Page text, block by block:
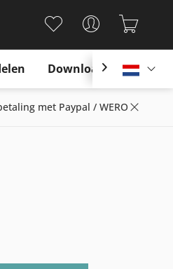
Download
met Paypal / WERO